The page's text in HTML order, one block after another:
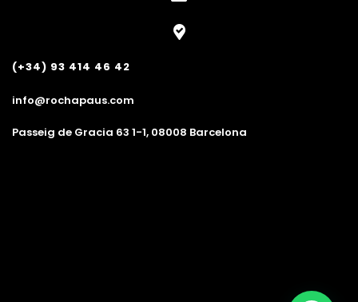
(+34) 93 414 46 42
info@rochapaus.com
Passeig de Gracia 63 1-1, 08008 Barcelona